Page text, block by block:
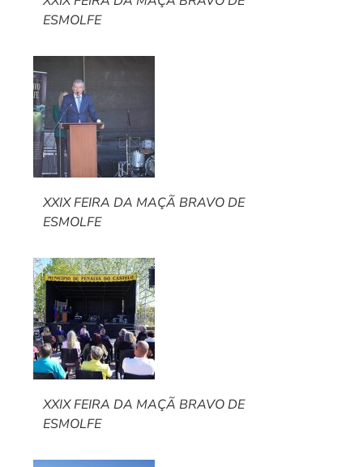
ESMOLFE
XXIX FEIRA DA MAÇÃ BRAVO DE
ESMOLFE
XXIX FEIRA DA MAÇÃ BRAVO DE
ESMOLFE